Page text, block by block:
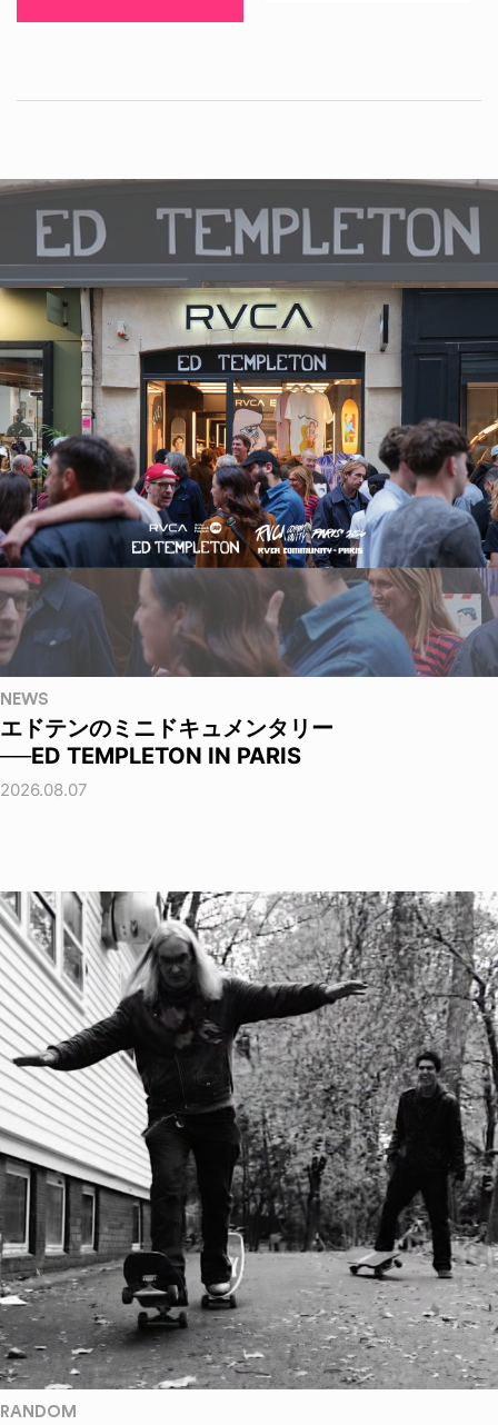
NEWS
エドテンのミニドキュメンタリー
──ED TEMPLETON IN PARIS
2026.08.07
RANDOM